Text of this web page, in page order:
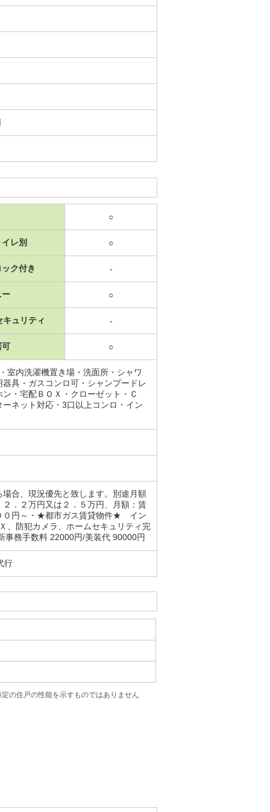
○
レ別 ○
ク付き -
ー ○
キュリティ -
可 ○
室内洗濯機置き場・洗面所・シャワ
具・ガスコンロ可・シャンプードレ
・宅配ＢＯＸ・クローゼット・Ｃ
ネット対応・3口以上コンロ・イン
合、現況優先と致します。別途月額
．２万円又は２．５万円、月額：賃
０円～・★都市ガス賃貸物件★ イン
防犯カメラ、ホームセキュリティ完
務手数料 22000円/美装代 90000円
行
の住戸の性能を示すものではありません